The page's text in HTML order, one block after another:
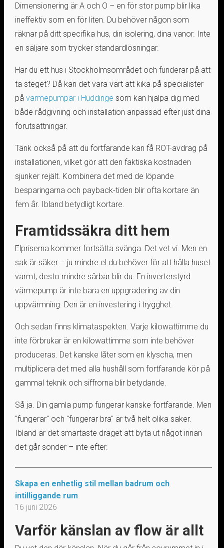
Dimensionering är A och O – en för stor pump blir lika
ineffektiv som en för liten. Du behöver någon som
räknar på ditt specifika hus, din isolering, dina vanor. Inte
en säljare som trycker standardlösningar.
Har du ett hus i Stockholmsområdet och funderar på att
ta steget? Då kan det vara värt att kika på specialister
på värmepumpar i Huddinge som kan hjälpa dig med
både rådgivning och installation anpassad efter just dina
förutsättningar.
Tänk också på att du fortfarande kan få ROT-avdrag på
installationen, vilket gör att den faktiska kostnaden
sjunker rejält. Kombinera det med de löpande
besparingarna och payback-tiden blir ofta kortare än
fem år. Ibland betydligt kortare.
Framtidssäkra ditt hem
Elpriserna kommer fortsätta svänga. Det vet vi. Men en
sak är säker – ju mindre el du behöver för att hålla huset
varmt, desto mindre sårbar blir du. En inverterstyrd
värmepump är inte bara en uppgradering av din
uppvärmning. Den är en investering i trygghet.
Och sedan finns klimataspekten. Varje kilowattimme du
inte förbrukar är en kilowattimme som inte behöver
produceras. Det kanske låter som en klyscha, men
multiplicera det med alla hushåll som fortfarande kör på
gammal teknik och siffrorna blir betydande.
Så ja. Din gamla pump fungerar kanske fortfarande. Men
"fungerar" och "fungerar bra" är två helt olika saker.
Ibland är det smartaste draget att byta ut något innan
det går sönder – inte efter.
Skapa en enhetlig stil mellan badrum och
intilliggande rum
16 juni 2026
Varför känslan av flow är allt